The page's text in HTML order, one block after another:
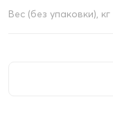
Вес (без упаковки), кг